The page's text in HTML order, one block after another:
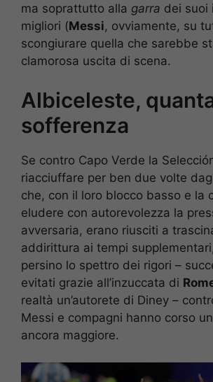
ma soprattutto alla garra dei suoi
migliori (Messi, ovviamente, su
scongiurare quella che sarebbe
clamorosa uscita di scena.
Albiceleste,
sofferenza
Se contro Capo Verde la
riacciuffare per ben due volte
che, con il loro blocco basso e la
eludere con autorevolezza la
avversaria, erano riusciti a
addirittura ai tempi
persino lo spettro dei rigori –
evitati grazie all’inzuccata di
realtà un’autorete di Diney –
Messi e compagni hanno corso
ancora maggiore.